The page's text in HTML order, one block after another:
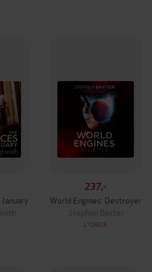
237,-
World Engines: Destroyer
Stephen Baxter
LYDBOK